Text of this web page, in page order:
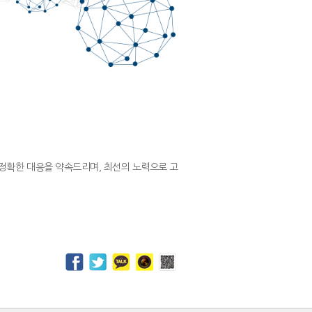
확한 대응을 약속드리며, 최선의 노력으로 고